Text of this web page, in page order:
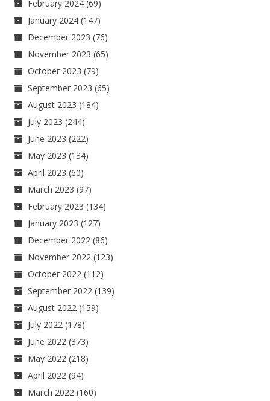
February 2024 (69)
January 2024 (147)
December 2023 (76)
November 2023 (65)
October 2023 (79)
September 2023 (65)
August 2023 (184)
July 2023 (244)
June 2023 (222)
May 2023 (134)
April 2023 (60)
March 2023 (97)
February 2023 (134)
January 2023 (127)
December 2022 (86)
November 2022 (123)
October 2022 (112)
September 2022 (139)
August 2022 (159)
July 2022 (178)
June 2022 (373)
May 2022 (218)
April 2022 (94)
March 2022 (160)